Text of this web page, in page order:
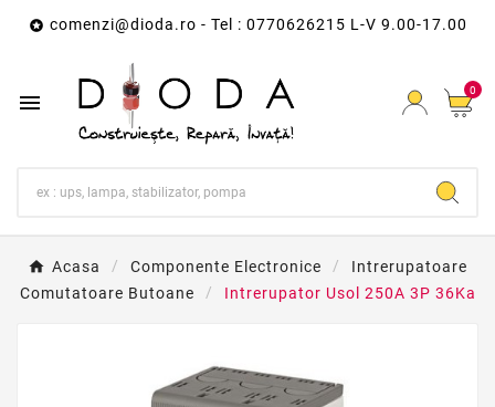
 comenzi@dioda.ro - Tel : 0770626215 L-V 9.00-17.00
 0
Acasa Componente Electronice
Intrerupatoare
Comutatoare Butoane
Intrerupator Usol 250A 3P 36Ka